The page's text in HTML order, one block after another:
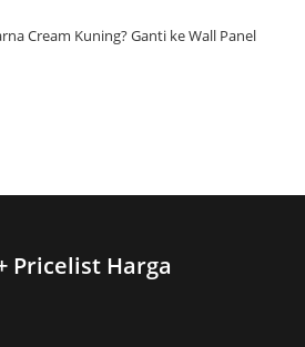
Cream Kuning? Ganti ke Wall Panel
Pricelist Harga